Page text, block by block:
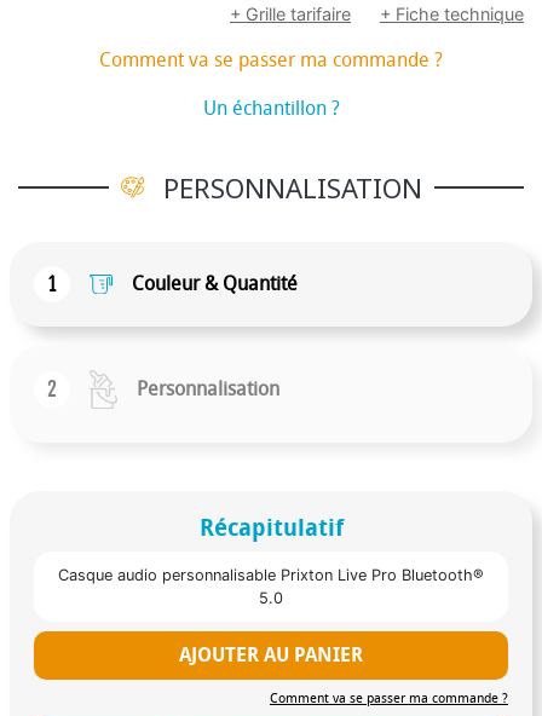
+ Grille tarifaire
+ Fiche technique
Comment va se passer ma commande ?
Un échantillon ?
PERSONNALISATION
1 Couleur & Quantité
2 Personnalisation
Récapitulatif
Casque audio personnalisable Prixton Live Pro Bluetooth®
5.0
AJOUTER AU PANIER
Comment va se passer ma commande ?